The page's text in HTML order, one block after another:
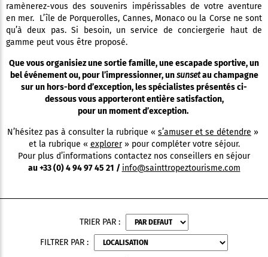
ramènerez-vous des souvenirs impérissables de votre aventure
en mer. L’île de Porquerolles, Cannes, Monaco ou la Corse ne sont
qu’à deux pas. Si besoin, un service de conciergerie haut de
gamme peut vous être proposé.
Que vous organisiez une sortie famille, une escapade sportive, un
bel événement ou, pour l’impressionner, unsunsetau champagne
sur un hors-bord d’exception, les spécialistes présentés ci-
dessous vous apporteront entière satisfaction,
pour un moment d’exception.
N’hésitez pas à consulter la rubrique « s’amuser et se détendre »
et la rubrique « explorer» pour compléter votre séjour.
Pour plus d’informations contactez nos conseillers en séjour
au +33 (0) 4 94 97 45 21 / info@sainttropeztourisme.com
TRIER PAR :
FILTRER PAR :